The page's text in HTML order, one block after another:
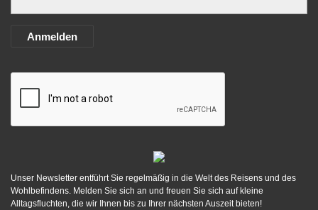
Anmelden
Unser Newsletter entführt Sie regelmäßig in die Welt des Reisens und des
Wohlbefindens. Melden Sie sich an und freuen Sie sich auf kleine
Alltagsfluchten, die wir Ihnen bis zu Ihrer nächsten Auszeit bieten!